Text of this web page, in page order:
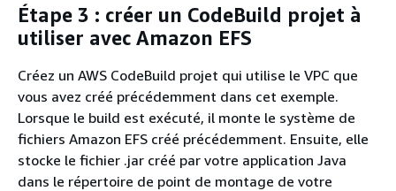
Étape 3 : créer un CodeBuild projet à
utiliser avec Amazon EFS
Créez un AWS CodeBuild projet qui utilise le VPC que
vous avez créé précédemment dans cet exemple.
Lorsque le build est exécuté, il monte le système de
fichiers Amazon EFS créé précédemment. Ensuite, elle
stocke le fichier .jar créé par votre application Java
dans le répertoire de point de montage de votre